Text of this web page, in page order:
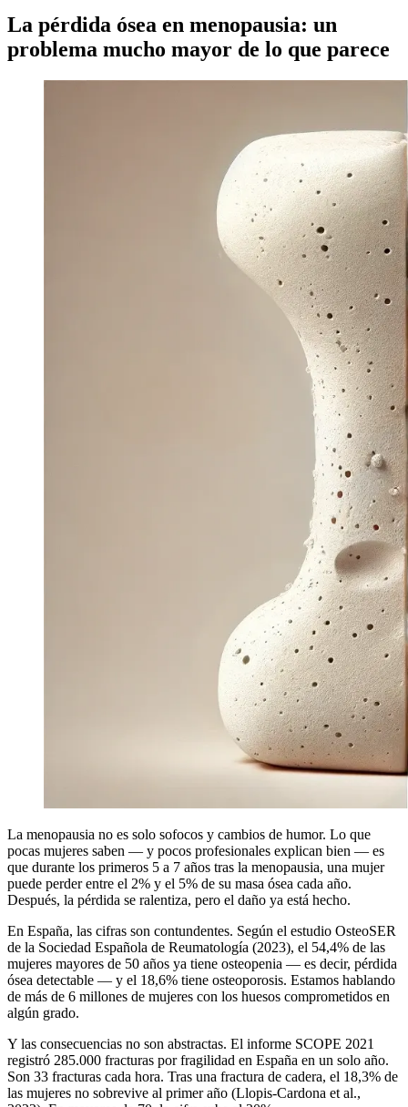
La pérdida ósea en menopausia: un
problema mucho mayor de lo que parece
La menopausia no es solo sofocos y cambios de humor. Lo que
pocas mujeres saben — y pocos profesionales explican bien — es
que durante los primeros 5 a 7 años tras la menopausia, una mujer
puede perder entre el 2% y el 5% de su masa ósea cada año.
Después, la pérdida se ralentiza, pero el daño ya está hecho.
En España, las cifras son contundentes. Según el estudio OsteoSER
de la Sociedad Española de Reumatología (2023), el 54,4% de las
mujeres mayores de 50 años ya tiene osteopenia — es decir, pérdida
ósea detectable — y el 18,6% tiene osteoporosis. Estamos hablando
de más de 6 millones de mujeres con los huesos comprometidos en
algún grado.
Y las consecuencias no son abstractas. El informe SCOPE 2021
registró 285.000 fracturas por fragilidad en España en un solo año.
Son 33 fracturas cada hora. Tras una fractura de cadera, el 18,3% de
las mujeres no sobrevive al primer año (Llopis-Cardona et al.,